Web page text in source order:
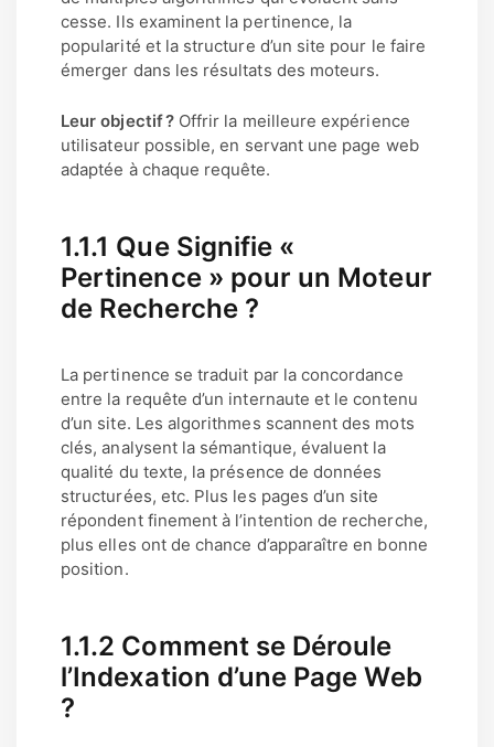
cesse. Ils examinent la pertinence, la
popularité et la structure d’un site pour le faire
émerger dans les résultats des moteurs.
Leur objectif ?Offrir la meilleure expérience
utilisateur possible, en servant une page web
adaptée à chaque requête.
1.1.1 Que Signifie «
Pertinence » pour un Moteur
de Recherche ?
La pertinence se traduit par la concordance
entre la requête d’un internaute et le contenu
d’un site. Les algorithmes scannent des mots
clés, analysent la sémantique, évaluent la
qualité du texte, la présence de données
structurées, etc. Plus les pages d’un site
répondent finement à l’intention de recherche,
plus elles ont de chance d’apparaître en bonne
position.
1.1.2 Comment se Déroule
l’Indexation d’une Page Web
?